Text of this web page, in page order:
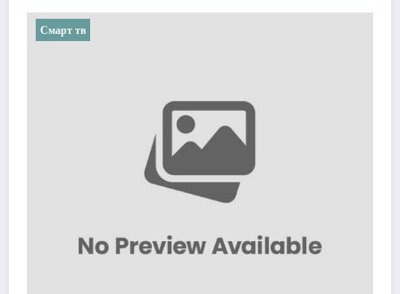
Смарт тв